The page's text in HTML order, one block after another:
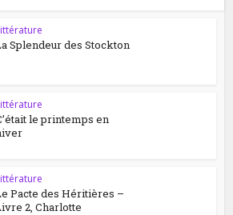
Splendeur des Stockton
le printemps en
Pacte des Héritières –
2, Charlotte